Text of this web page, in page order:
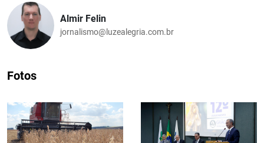
Almir Felin
jornalismo@luzealegria.com.br
Fotos